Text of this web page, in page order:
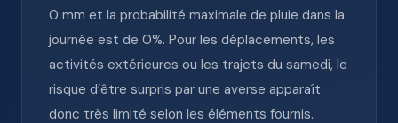
0 mm et la probabilité maximale de pluie dans la
journée est de 0%. Pour les déplacements, les
activités extérieures ou les trajets du samedi, le
risque d’être surpris par une averse apparaît
donc très limité selon les éléments fournis.